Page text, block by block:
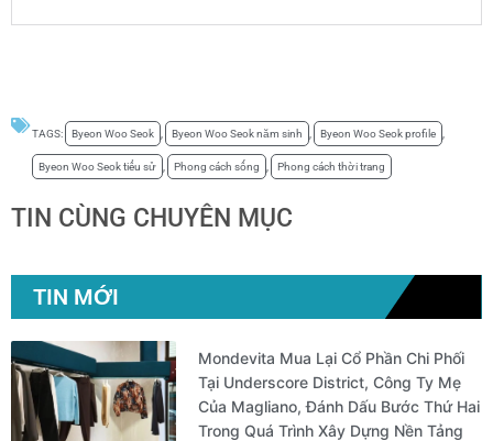
TAGS: Byeon Woo Seok Byeon Woo Seok năm sinh Byeon Woo Seok profile
Byeon Woo Seok tiểu sử Phong cách sống Phong cách thời trang
TIN CÙNG CHUYÊN MỤC
TIN MỚI
Mondevita Mua Lại Cổ Phần Chi Phối
Tại Underscore District, Công Ty Mẹ
Của Magliano, Đánh Dấu Bước Thứ Hai
Trong Quá Trình Xây Dựng Nền Tảng